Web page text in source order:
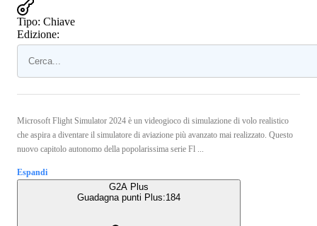
Tipo: Chiave
Edizione:
Microsoft Flight Simulator 2024 è un videogioco di simulazione di volo realistico
che aspira a diventare il simulatore di aviazione più avanzato mai realizzato. Questo
nuovo capitolo autonomo della popolarissima serie Fl ...
Espandi
G2A Plus
Guadagna punti Plus:184